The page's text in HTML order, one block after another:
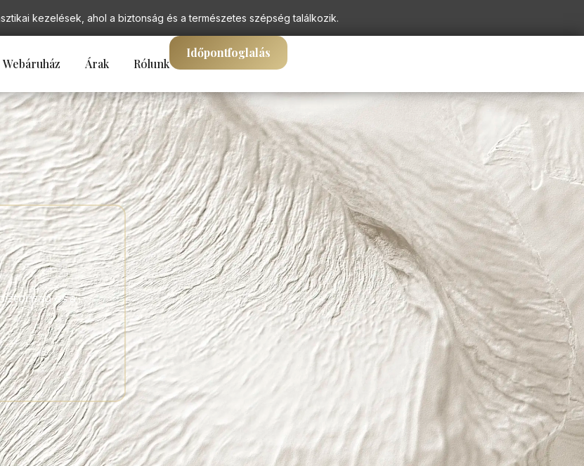
kezelések, ahol a biztonság és a természetes szépség találkozik.
Webáruház Árak Rólunk
Időpontfoglalás
és a